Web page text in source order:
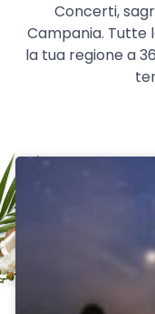
Concerti,
Campania. Tutte
la tua regione a